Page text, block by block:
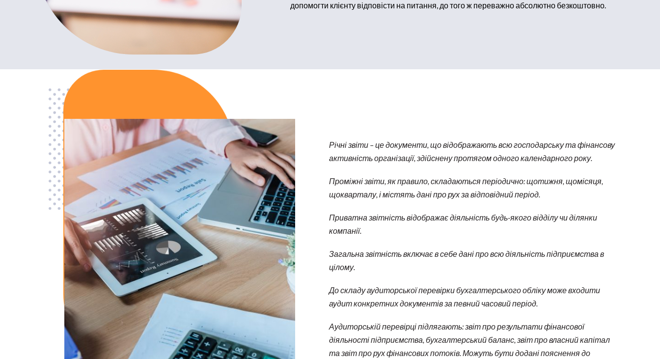
допомогти клієнту відповісти на питання, до того ж переважно абсолютно безкоштовно.
Річні звіти – це документи, що відображають всю господарську та фінансову
активність організації, здійснену протягом одного календарного року.
Проміжні звіти, як правило, складаються періодично: щотижня, щомісяця,
щокварталу, і містять дані про рух за відповідний період.
Приватна звітність відображає діяльність будь-якого відділу чи ділянки
компанії.
Загальна звітність включає в себе дані про всю діяльність підприємства в
цілому.
До складу аудиторської перевірки бухгалтерського обліку може входити
аудит конкретних документів за певний часовий період.
Аудиторській перевірці підлягають: звіт про результати фінансової
діяльності підприємства, бухгалтерський баланс, звіт про власний капітал
та звіт про рух фінансових потоків. Можуть бути додані пояснення до